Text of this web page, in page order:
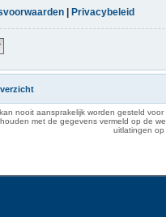
| Privacybeleid
nooit aansprakelijk worden gesteld
met de gegevens vermeld op de
uitlatingen op